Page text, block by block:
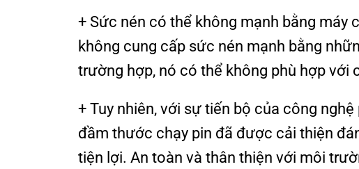
+ Sức nén có thể không mạnh bằng máy
không cung cấp sức nén mạnh bằng
trường hợp, nó có thể không phù hợp với
+ Tuy nhiên, với sự tiến bộ của công
đầm thước chạy pin đã được cải thiện
tiện lợi. An toàn và thân thiện với môi